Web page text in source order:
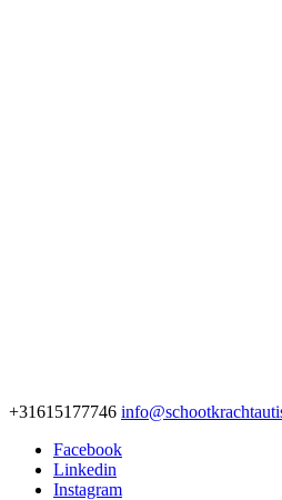
+31615177746
Facebook
Linkedin
Instagram